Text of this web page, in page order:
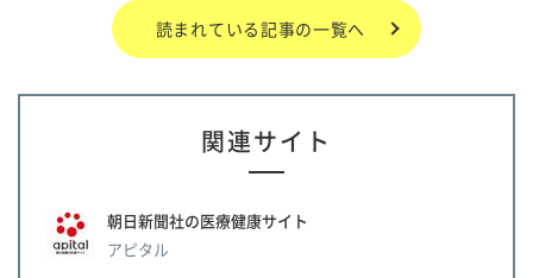
読まれている記事の一覧へ
関連サイト
朝日新聞社の医療健康サイト
アピタル